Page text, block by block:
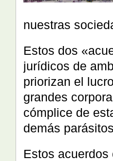
nuestras
Estos dos
jurídicos de
priorizan el
grandes
cómplice de
demás
Estos